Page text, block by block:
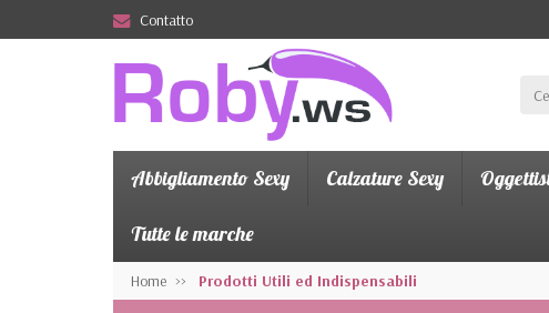
Contatto
Abbigliamento Sexy Calzature Sexy
Tutte le marche
Home Prodotti Utili ed Indispensabili